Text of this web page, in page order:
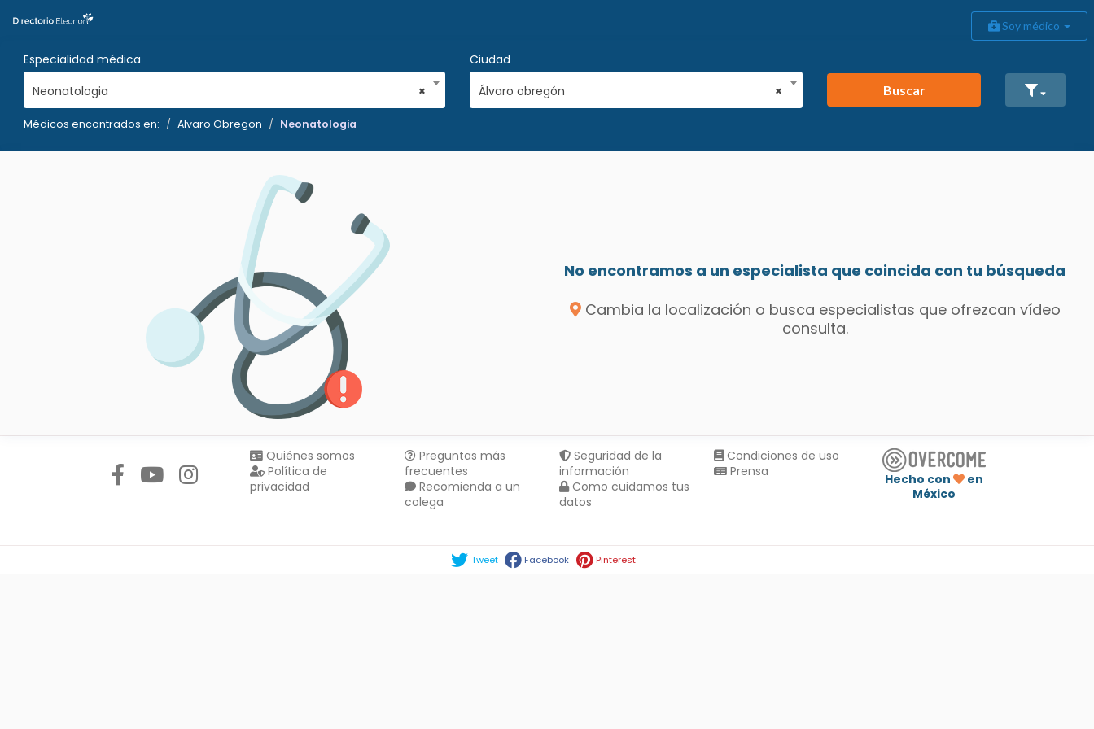
Soy médico
Especialidad médica
×
Neonatologia
Ciudad
×
Álvaro obregón Buscar
Médicos encontrados en: Alvaro Obregon Neonatologia
No encontramos a un especialista que coincida con tu búsqueda
Cambia la localización o busca especialistas que ofrezcan vídeo
consulta.
Quiénes somos
Política de
privacidad
Preguntas más
frecuentes
Recomienda a un
colega
Seguridad de la
información
Como cuidamos tus
datos
Condiciones de uso
Prensa
Hecho con
en
México
Tweet Facebook Pinterest